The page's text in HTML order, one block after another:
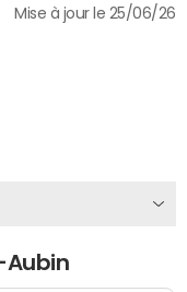
Mise à jour le 25/06/26
Aubin